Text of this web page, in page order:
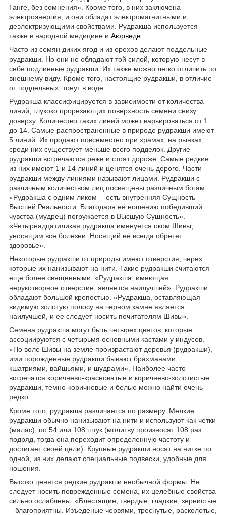
Ганге, без сомнения». Кроме того, в них заключена
электроэнергия, и они обладат электромагнитными и
деэлектризующими свойствами. Рудракша используется
также в народной медицине и Аюрведе
Часто из семян диких ягод и из орехов делают поддельные
рудракши. Но они не обладают той силой, которую несут в
себе подлинные рудракши. Их также можно легко отличить по
внешнему виду. Кроме того, настоящие рудракши, в отличие
от поддельных, тонут в воде.
Рудракша классифицируется в зависимости от количества
линий, глукоко прорезающих поверхность семени снизу
доверху. Количество таких линий может варьироваться от 1
до 14. Самые распространенные в природе рудракши имеют
5 линий. Их продают повсеместно при храмах, на рынках,
среди них существует меньше всего подделок. Другие
рудракши встречаются реже и стоят дороже. Самые редкие
из них имеют 1 и 14 линий и ценятся очень дорого. Части
рудракши между линиями называют лицами. Рудракши с
различным количеством лиц посвящены различным богам.
«Рудракша с одним ликом— есть внутренняя Сущность
Высшей Реальности. Благодаря её ношению победивший
чувства (мудрец) погружается в Высшую Сущность».
«Четырнадцатиликая рудракша именуется оком Шивы,
уносящим все болезни. Носящий её всегда обретет
здоровье».
Некоторые рудракши от природы имеют отверстия, через
которые их нанизывают на нити. Такие рудракши считаются
еще более священными. «Рудракша, имеющая
нерукотворное отверстие, является наилучшей». Рудракши
обладают большой крепостью. «Рудракша, оставляющая
видимую золотую полосу на черном камне является
наилучшей, и ее следует носить почитателям Шивы».
Семена рудракша могут быть четырех цветов, которые
ассоциируются с четырьмя основными кастами у индусов.
«По воле Шивы на земле произрастают деревья (рудракши),
ими порожденные рудракши бывают брахманами,
кшатриями, вайшьями, и шудрами». Наиболее часто
встречатся коричнево-красноватые и коричнево-золотистые
рудракши, темно-коричневые и белые можно найти очень
редко.
Кроме того, рудракша различается по размеру. Мелкие
рудракши обычно нанизывают на нити и используют как четки
(малас), по 54 или 108 штук (молитву произносят 108 раз
подряд, тогда она переходит определенную частоту и
достигает своей цели). Крупные рудракши носят на нитке по
одной, из них делают специальные подвески, удобные для
ношения.
Высоко ценятся редкие рудракши необычной формы. Не
следует носить поврежденные семена, их целебные свойства
сильно ослаблены. «Блестящие, твердые, гладкие, зернистые
– благоприятны. Изъеденые червями, треснутые, расколотые,